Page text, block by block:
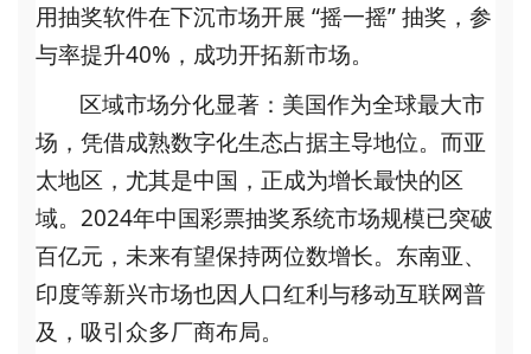
用抽奖软件在下沉市场开展 “摇一摇” 抽奖，参
与率提升40%，成功开拓新市场。
区域市场分化显著 ：美国作为全球最大市
场，凭借成熟数字化生态占据主导地位。而亚
太地区，尤其是中国，正成为增长最快的区
域。 2024年中国彩票抽奖系统市场规模已突破
百亿元，未来有望保持两位数增长。东南亚、
印度等新兴市场也因人口红利与移动互联网普
及，吸引众多厂商布局。